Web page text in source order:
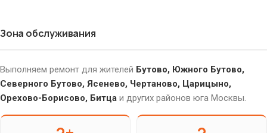
Зона обслуживания
Выполняем ремонт для жителей Бутово, Южного Бутово,
Северного Бутово, Ясенево, Чертаново, Царицыно,
Орехово-Борисово, Битца и других районов юга Москвы.